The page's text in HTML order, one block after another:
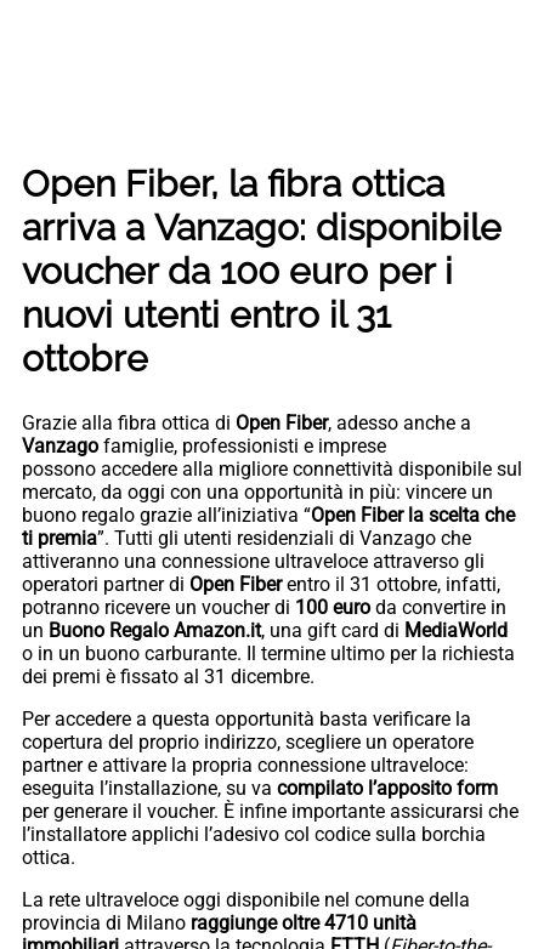
Open Fiber, la fibra ottica
arriva a Vanzago: disponibile
voucher da 100 euro per i
nuovi utenti entro il 31
ottobre
Grazie alla fibra ottica di Open Fiber, adesso anche a
Vanzago famiglie, professionisti e imprese
possono accedere alla migliore connettività disponibile sul
mercato, da oggi con una opportunità in più: vincere un
buono regalo grazie all’iniziativa “Open Fiber la scelta che
ti premia”. Tutti gli utenti residenziali di Vanzago che
attiveranno una connessione ultraveloce attraverso gli
operatori partner di Open Fiberentro il 31 ottobre, infatti,
potranno ricevere un voucher di 100 euro da convertire in
un Buono Regalo Amazon.it, una gift card di MediaWorld
o in un buono carburante. Il termine ultimo per la richiesta
dei premi è fissato al 31 dicembre.
Per accedere a questa opportunità basta verificare la
copertura del proprio indirizzo, scegliere un operatore
partner e attivare la propria connessione ultraveloce:
eseguita l’installazione, su va compilato l’apposito form
per generare il voucher. È infine importante assicurarsi che
l’installatore applichi l’adesivo col codice sulla borchia
ottica.
La rete ultraveloce oggi disponibile nel comune della
provincia di Milano raggiunge oltre 4710 unità